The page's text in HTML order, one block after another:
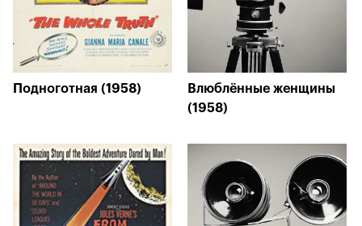
Подноготная (1958)
Влюблённые женщины
(1958)